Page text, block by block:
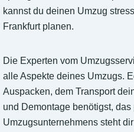
kannst du deinen Umzug
Frankfurt planen.
Die Experten vom
alle Aspekte deines Umzugs.
Auspacken, dem Transport
und Demontage benötigst,
Umzugsunternehmens steht